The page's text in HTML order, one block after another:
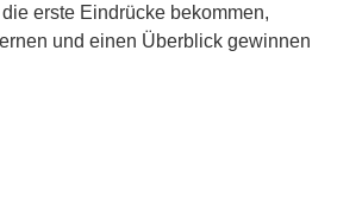
erste Eindrücke bekommen,
und einen Überblick gewinnen